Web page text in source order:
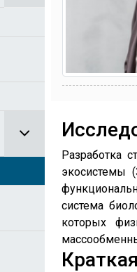
Разработка
экосистемы
система
которых